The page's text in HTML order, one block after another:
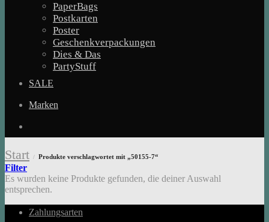
PaperBags
Postkarten
Poster
Geschenkverpackungen
Dies & Das
PartyStuff
SALE
Marken
Start / Produkte verschlagwortet mit „50155-7“
Filter
Es wurden keine Produkte gefunden, die deiner Auswahl
entsprechen.
Zahlungsarten